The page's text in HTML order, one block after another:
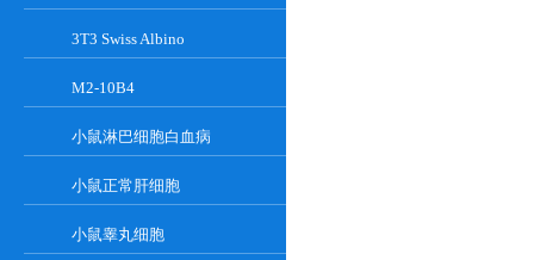
3T3 Swiss Albino
M2-10B4
小鼠淋巴细胞白血病
小鼠正常肝细胞
小鼠睾丸细胞